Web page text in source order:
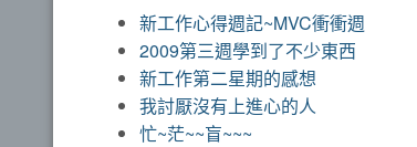
新工作心得週記~MVC衝衝週
2009第三週學到了不少東西
新工作第二星期的感想
我討厭沒有上進心的人
忙~茫~~盲~~~